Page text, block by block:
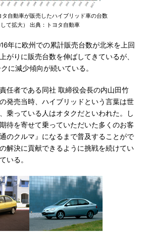
自動車が販売したハイブリッド車の台数
て拡大） 出典：トヨタ自動車
年に欧州での累計販売台数が北米を上回
がりに販売台数を伸ばしてきているが、
に減少傾向が続いている。
任者である同社 取締役会長の内山田竹
発売当時、ハイブリッドという言葉は世
乗っている人はオタクだといわれた。し
待を寄せて乗っていただいた多くのお客
のクルマ』になるまで普及することがで
解決に貢献できるように挑戦を続けてい
いる。